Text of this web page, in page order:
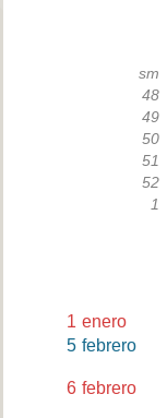
sm
48
49
50
51
52
1
1 enero
5 febrero
6 febrero